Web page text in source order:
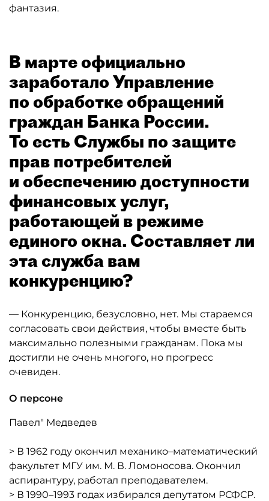
фантазия.
В марте официально
заработало Управление
по обработке обращений
граждан Банка России.
То есть Службы по защите
прав потребителей
и обеспечению доступности
финансовых услуг,
работающей в режиме
единого окна. Составляет ли
эта служба вам
конкуренцию?
— Конкуренцию, безусловно, нет. Мы стараемся
согласовать свои действия, чтобы вместе быть
максимально полезными гражданам. Пока мы
достигли не очень многого, но прогресс
очевиден.
О персоне
Павел" Медведев
> В 1962 году окончил механико–математический
факультет МГУ им. М. В. Ломоносова. Окончил
аспирантуру, работал преподавателем.
> В 1990–1993 годах избирался депутатом РСФСР.